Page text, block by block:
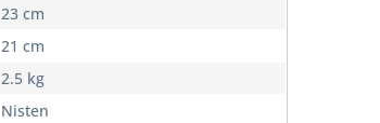
23 cm
21 cm
2.5 kg
Nisten